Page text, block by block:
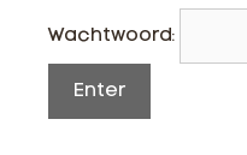
Wachtwoord: